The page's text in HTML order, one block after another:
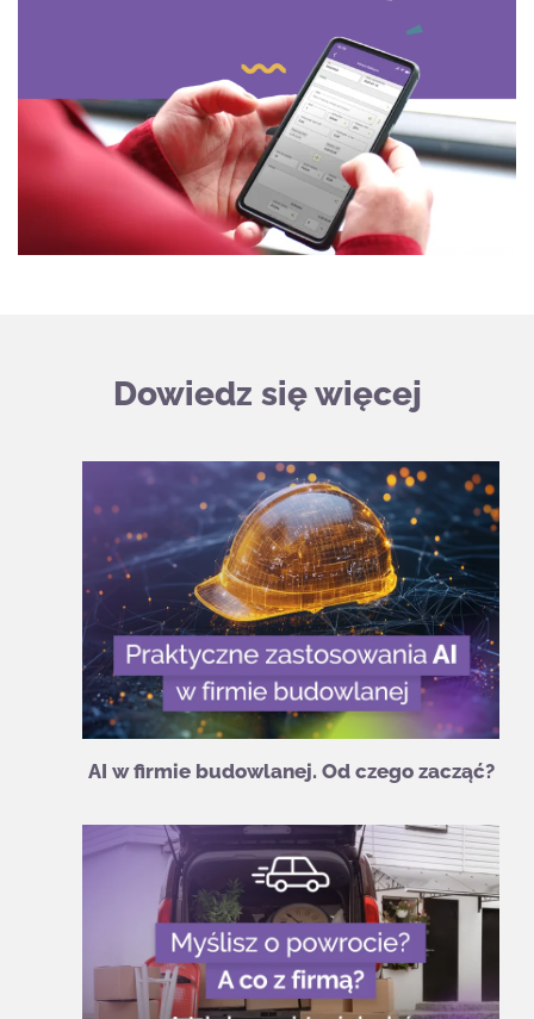
Dowiedz się więcej
AI w firmie budowlanej. Od czego zacząć?